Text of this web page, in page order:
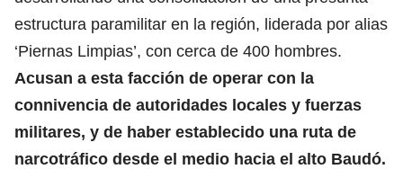
estructura paramilitar en la región, liderada por alias
‘Piernas Limpias’, con cerca de 400 hombres.
Acusan a esta facción de operar con la
connivencia de autoridades locales y fuerzas
militares, y de haber establecido una ruta de
narcotráfico desde el medio hacia el alto Baudó.